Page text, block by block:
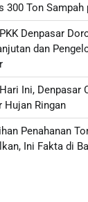
300 Ton Sampah
Denpasar
dan
Ini, Denpasar
Hujan Ringan
Penahanan
Ini Fakta di